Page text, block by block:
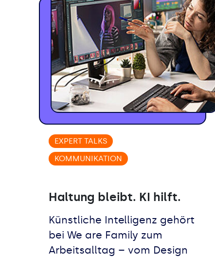
EXPERT TALKS
KOMMUNIKATION
Haltung bleibt. KI hilft.
Künstliche Intelligenz gehört
bei We are Family zum
Arbeitsalltag – vom Design